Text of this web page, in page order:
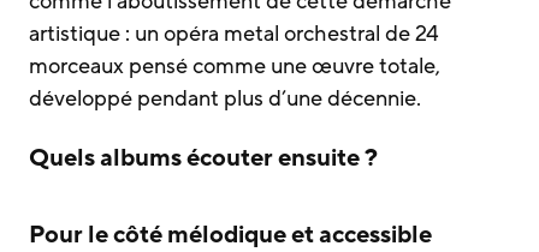
artistique : un opéra metal orchestral de 24
morceaux pensé comme une œuvre totale,
développé pendant plus d’une décennie.
Quels albums écouter ensuite ?
Pour le côté mélodique et accessible